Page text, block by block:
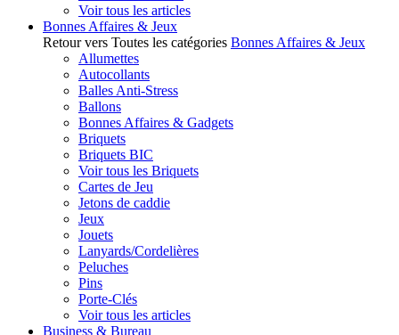
Voir tous les articles
Bonnes Affaires & Jeux
Retour vers Toutes les catégories Bonnes Affaires & Jeux
Allumettes
Autocollants
Balles Anti-Stress
Ballons
Bonnes Affaires & Gadgets
Briquets
Briquets BIC
Voir tous les Briquets
Cartes de Jeu
Jetons de caddie
Jeux
Jouets
Lanyards/Cordelières
Peluches
Pins
Porte-Clés
Voir tous les articles
Business & Bureau